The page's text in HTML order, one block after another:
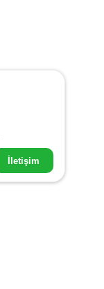
İletişim